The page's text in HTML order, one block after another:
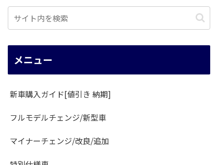
メニュー
新車購入ガイド[値引き 納期]
フルモデルチェンジ/新型車
マイナーチェンジ/改良/追加